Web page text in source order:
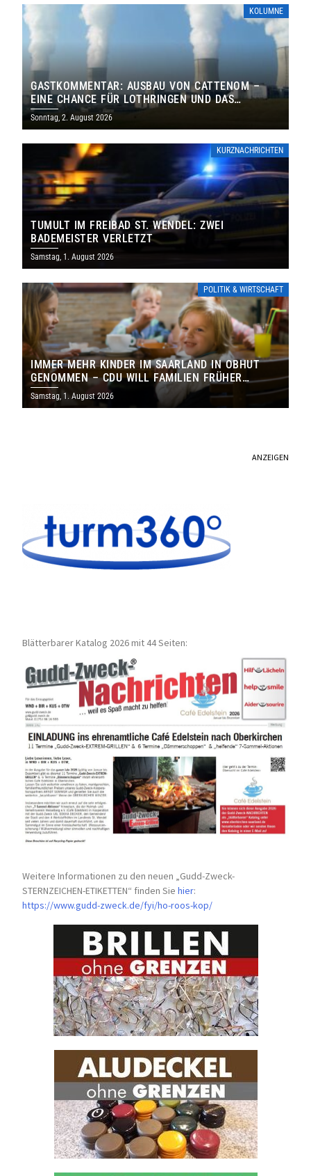
KOLUMNE
GASTKOMMENTAR: AUSBAU VON CATTENOM –
EINE CHANCE FÜR LOTHRINGEN UND DAS
SAARLAND
Sonntag, 2. August 2026
KURZNACHRICHTEN
TUMULT IM FREIBAD ST. WENDEL: ZWEI
BADEMEISTER VERLETZT
Samstag, 1. August 2026
POLITIK & WIRTSCHAFT
IMMER MEHR KINDER IM SAARLAND IN OBHUT
GENOMMEN – CDU WILL FAMILIEN FRÜHER
ERREICHEN
Samstag, 1. August 2026
ANZEIGEN
Blätterbarer Katalog 2026 mit 44 Seiten:
Weitere Informationen zu den neuen „Gudd-Zweck-
STERNZEICHEN-ETIKETTEN“ finden Siehier:
https://www.gudd-zweck.de/fyi/ho-roos-kop/